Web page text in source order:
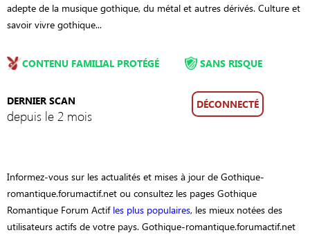
adepte de la musique gothique, du métal et autres dérivés. Culture et
savoir vivre gothique...
CONTENU FAMILIAL PROTÉGÉ
DERNIER SCAN
depuis le 2 mois
SANS RISQUE
DÉCONNECTÉ
Informez-vous sur les actualités et mises à jour de Gothique-
romantique.forumactif.net ou consultez les pages Gothique
Romantique Forum Actif les plus populaires, les mieux notées des
utilisateurs actifs de votre pays. Gothique-romantique.forumactif.net